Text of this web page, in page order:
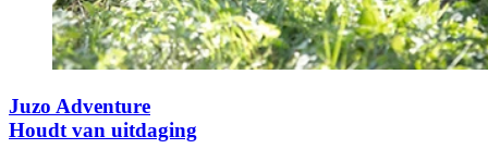
Juzo Adventure
Houdt van uitdaging